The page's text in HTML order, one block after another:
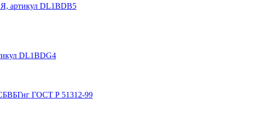
DL1BDB5
DL1BDG4
ГОСТ Р 51312-99